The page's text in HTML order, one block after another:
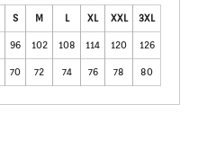
S M L XL XXL 3XL
96 102 108 114 120 126
70 72 74 76 78 80